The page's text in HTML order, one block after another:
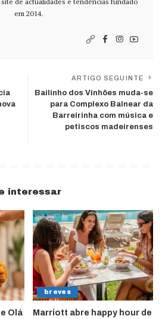
em 2014.
ARTIGO SEGUINTE
Bailinho dos Vinhões muda-se
para Complexo Balnear da
Barreirinha com música e
petiscos madeirenses
interessar
Olá
breves
Marriott abre happy hour de